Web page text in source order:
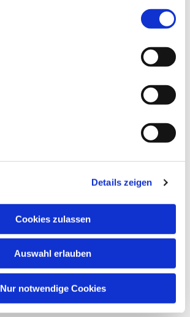
Details zeigen
Cookies zulassen
Auswahl erlauben
Nur notwendige Cookies